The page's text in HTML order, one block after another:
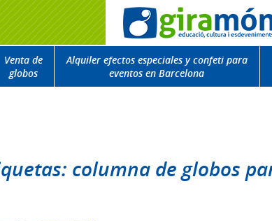
Venta de
globos
Alquiler efectos especiales y confeti para
eventos en Barcelona
columna de globos